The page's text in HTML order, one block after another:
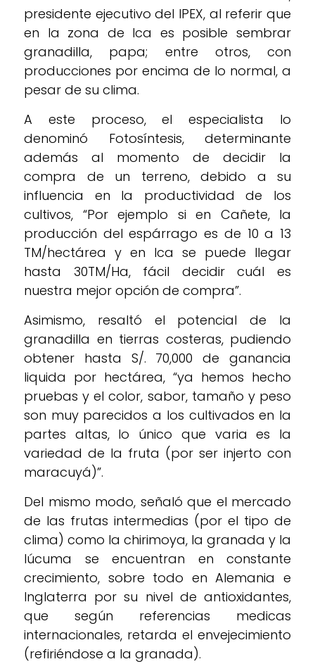
presidente ejecutivo del IPEX, al referir que
en la zona de Ica es posible sembrar
granadilla, papa; entre otros, con
producciones por encima de lo normal, a
pesar de su clima.
A este proceso, el especialista lo
denominó Fotosíntesis, determinante
además al momento de decidir la
compra de un terreno, debido a su
influencia en la productividad de los
cultivos, “Por ejemplo si en Cañete, la
producción del espárrago es de 10 a 13
TM/hectárea y en Ica se puede llegar
hasta 30TM/Ha, fácil decidir cuál es
nuestra mejor opción de compra”.
Asimismo, resaltó el potencial de la
granadilla en tierras costeras, pudiendo
obtener hasta S/. 70,000 de ganancia
liquida por hectárea, “ya hemos hecho
pruebas y el color, sabor, tamaño y peso
son muy parecidos a los cultivados en la
partes altas, lo único que varia es la
variedad de la fruta (por ser injerto con
maracuyá)”.
Del mismo modo, señaló que el mercado
de las frutas intermedias (por el tipo de
clima) como la chirimoya, la granada y la
lúcuma se encuentran en constante
crecimiento, sobre todo en Alemania e
Inglaterra por su nivel de antioxidantes,
que según referencias medicas
internacionales, retarda el envejecimiento
(refiriéndose a la granada).